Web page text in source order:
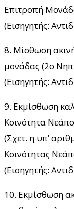
Επιτροπή
(Εισηγητής:
8. Μίσθωση
μονάδας (2ο
(Εισηγητής:
9. Εκμίσθωση
Κοινότητα
(Σχετ. η υπ’
Κοινότητας
(Εισηγητής:
10. Εκμίσθωση